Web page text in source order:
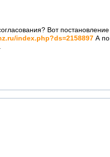
Вот постановление
index.php?ds=2158897 А по